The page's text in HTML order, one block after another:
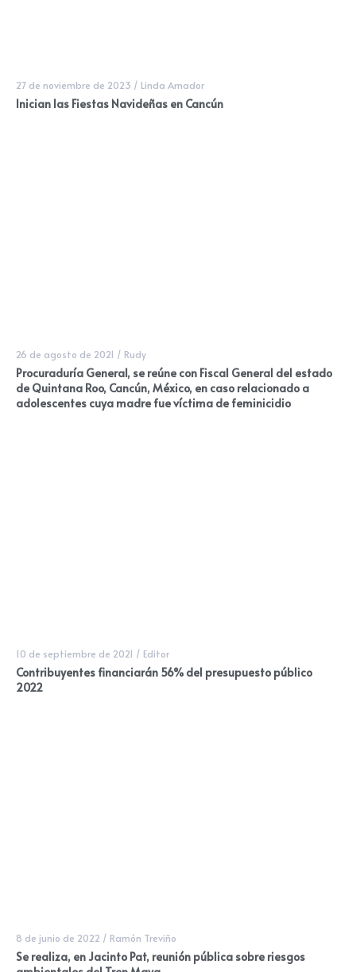
27 de noviembre de 2023 / Linda Amador
Inician las Fiestas Navideñas en Cancún
26 de agosto de 2021 / Rudy
Procuraduría General, se reúne con Fiscal General del estado
de Quintana Roo, Cancún, México, en caso relacionado a
adolescentes cuya madre fue víctima de feminicidio
10 de septiembre de 2021 / Editor
Contribuyentes financiarán 56% del presupuesto público
2022
8 de junio de 2022 / Ramón Treviño
Se realiza, en Jacinto Pat, reunión pública sobre riesgos